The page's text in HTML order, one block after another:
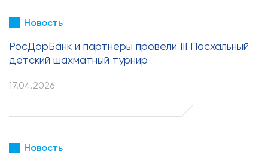
Новость
РосДорБанк и партнеры провели III Пасхальный
детский шахматный турнир
17.04.2026
Новость